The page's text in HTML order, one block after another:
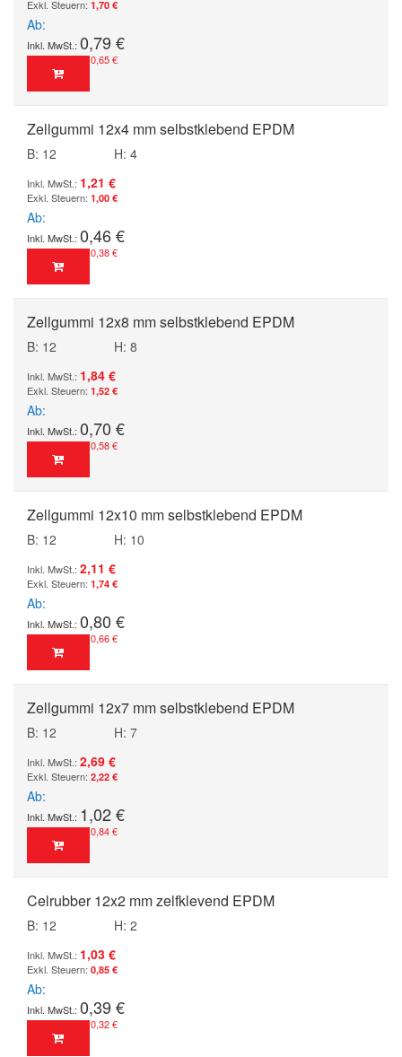
1,70 €
Ab
0,79 €
0,65 €
Zellgummi 12x4 mm selbstklebend EPDM
B: 12
H: 4
1,21 €
1,00 €
Ab
0,46 €
0,38 €
Zellgummi 12x8 mm selbstklebend EPDM
B: 12
H: 8
1,84 €
1,52 €
Ab
0,70 €
0,58 €
Zellgummi 12x10 mm selbstklebend EPDM
B: 12
H: 10
2,11 €
1,74 €
Ab
0,80 €
0,66 €
Zellgummi 12x7 mm selbstklebend EPDM
B: 12
H: 7
2,69 €
2,22 €
Ab
1,02 €
0,84 €
Celrubber 12x2 mm zelfklevend EPDM
B: 12
H: 2
1,03 €
0,85 €
Ab
0,39 €
0,32 €